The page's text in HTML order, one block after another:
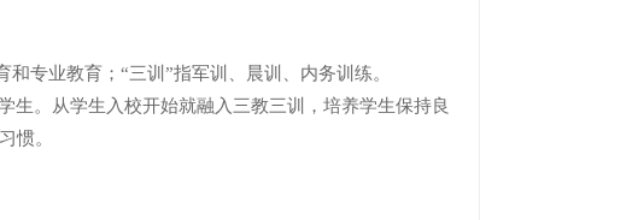
专业教育；“三训”指军训、晨训、内务训练。
。从学生入校开始就融入三教三训，培养学生保持良
惯。